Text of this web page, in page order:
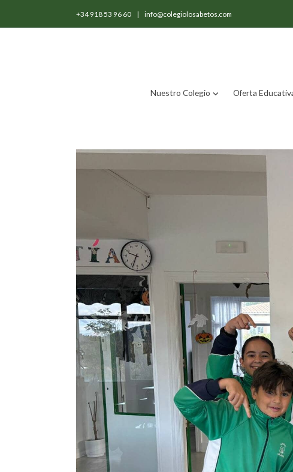
+34 918 53 96 60 | info@colegiolosabetos.com
Nuestro Colegio Oferta